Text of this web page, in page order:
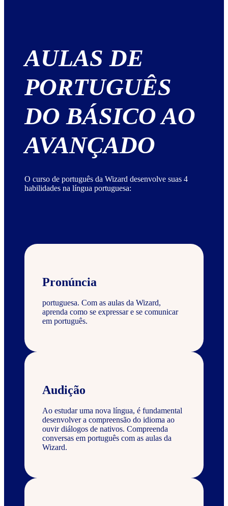
AULAS DE
PORTUGUÊS
DO BÁSICO AO
AVANÇADO
O curso de português da Wizard desenvolve suas 4
habilidades na língua portuguesa:
Pronúncia
portuguesa. Com as aulas da Wizard,
aprenda como se expressar e se comunicar
em português.
Audição
Ao estudar uma nova língua, é fundamental
desenvolver a compreensão do idioma ao
ouvir diálogos de nativos. Compreenda
conversas em português com as aulas da
Wizard.